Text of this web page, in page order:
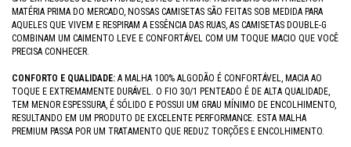
MATÉRIA PRIMA DO MERCADO, NOSSAS CAMISETAS SÃO FEITAS SOB MEDIDA PARA
AQUELES QUE VIVEM E RESPIRAM A ESSÊNCIA DAS RUAS, AS CAMISETAS DOUBLE-G
COMBINAM UM CAIMENTO LEVE E CONFORTÁVEL COM UM TOQUE MACIO QUE VOCÊ
PRECISA CONHECER.
CONFORTO E QUALIDADE: A MALHA 100% ALGODÃO É CONFORTÁVEL, MACIA AO
TOQUE E EXTREMAMENTE DURÁVEL. O FIO 30/1 PENTEADO É DE ALTA QUALIDADE,
TEM MENOR ESPESSURA, É SÓLIDO E POSSUI UM GRAU MÍNIMO DE ENCOLHIMENTO,
RESULTANDO EM UM PRODUTO DE EXCELENTE PERFORMANCE. ESTA MALHA
PREMIUM PASSA POR UM TRATAMENTO QUE REDUZ TORÇÕES E ENCOLHIMENTO.